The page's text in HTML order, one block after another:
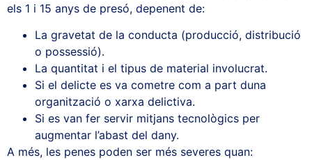
els 1 i 15 anys de presó, depenent de:
La gravetat de la conducta (producció, distribució
o possessió).
La quantitat i el tipus de material involucrat.
Si el delicte es va cometre com a part duna
organització o xarxa delictiva.
Si es van fer servir mitjans tecnològics per
augmentar l’abast del dany.
A més, les penes poden ser més severes quan: